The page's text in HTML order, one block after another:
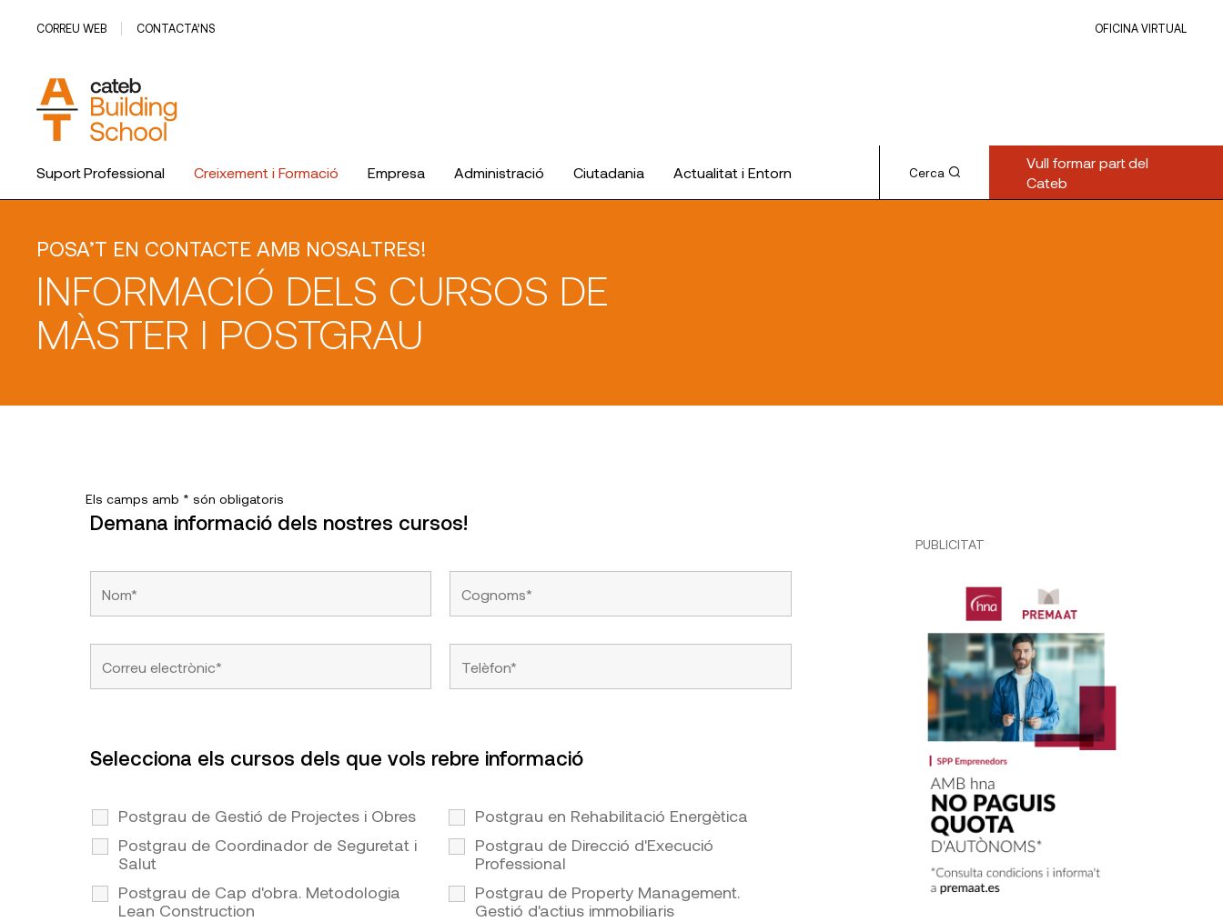
CORREU WEB CONTACTA’NS OFICINA VIRTUAL
Suport Professional Creixement i Formació Empresa Administració Ciutadania Actualitat i Entorn Cerca
Vull formar part del
Cateb
POSA’T EN CONTACTE AMB NOSALTRES!
INFORMACIÓ DELS CURSOS DE
MÀSTER I POSTGRAU
Els camps amb * són obligatoris
Demana informació dels nostres cursos!
Selecciona els cursos dels que vols rebre informació
Postgrau de Gestió de Projectes i Obres
Postgrau de Coordinador de Seguretat i
Salut
Postgrau de Cap d'obra. Metodologia
Lean Construction
Postgrau en Rehabilitació Energètica
Postgrau de Direcció d'Execució
Professional
Postgrau de Property Management.
Gestió d'actius immobiliaris
PUBLICITAT